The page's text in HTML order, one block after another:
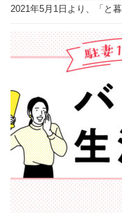
2021年5月1日より、「と